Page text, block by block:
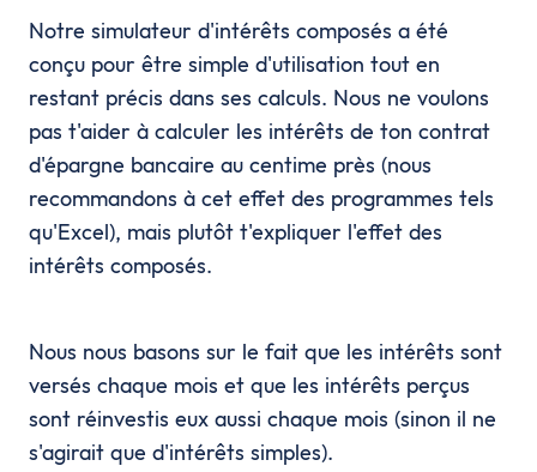
Notre simulateur d'intérêts composés a été
conçu pour être simple d'utilisation tout en
restant précis dans ses calculs. Nous ne voulons
pas t'aider à calculer les intérêts de ton contrat
d'épargne bancaire au centime près (nous
recommandons à cet effet des programmes tels
qu'Excel), mais plutôt t'expliquer l'effet des
intérêts composés.
Nous nous basons sur le fait que les intérêts sont
versés chaque mois et que les intérêts perçus
sont réinvestis eux aussi chaque mois (sinon il ne
s'agirait que d'intérêts simples).